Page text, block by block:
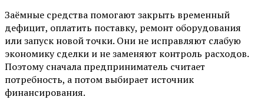
Заёмные средства помогают закрыть временный
дефицит, оплатить поставку, ремонт оборудования
или запуск новой точки. Они не исправляют слабую
экономику сделки и не заменяют контроль расходов.
Поэтому сначала предприниматель считает
потребность, а потом выбирает источник
финансирования.